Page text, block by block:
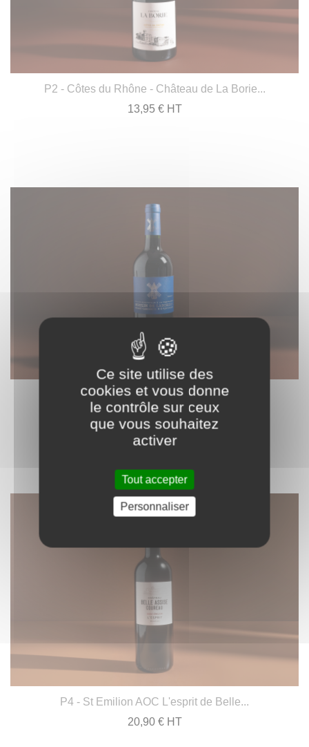
P2 - Côtes du Rhône - Château de La Borie...
13,95 € HT
P3 - Bordeaux AOC - Moulin de Laborde - 75cl
15,80 € HT
P4 - St Emilion AOC L'esprit de Belle...
20,90 € HT
Ce site utilise des
cookies et vous donne
le contrôle sur ceux
que vous souhaitez
activer
Tout accepter
Personnaliser